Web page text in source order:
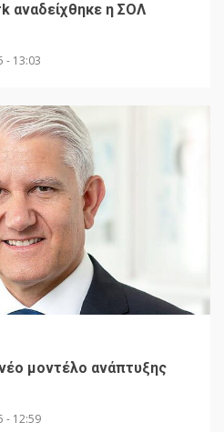
αναδείχθηκε η ΣΟΛ
- 13:03
μοντέλο ανάπτυξης
- 12:59